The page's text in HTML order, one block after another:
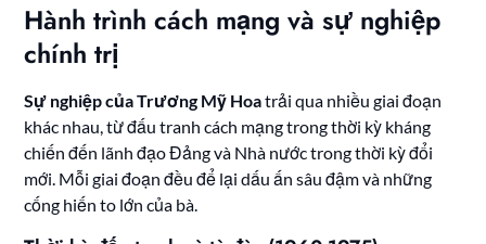
Hành trình cách mạng và sự nghiệp
chính trị
Sự nghiệp của Trương Mỹ Hoatrải qua nhiều giai đoạn
khác nhau, từ đấu tranh cách mạng trong thời kỳ kháng
chiến đến lãnh đạo Đảng và Nhà nước trong thời kỳ đổi
mới. Mỗi giai đoạn đều để lại dấu ấn sâu đậm và những
cống hiến to lớn của bà.